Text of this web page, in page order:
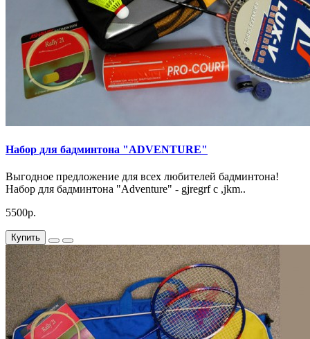
Набор для бадминтона "ADVENTURE"
Выгодное предложение для всех любителей бадминтона!
Набор для бадминтона "Adventure" - gjregrf c ,jkm..
5500р.
Купить